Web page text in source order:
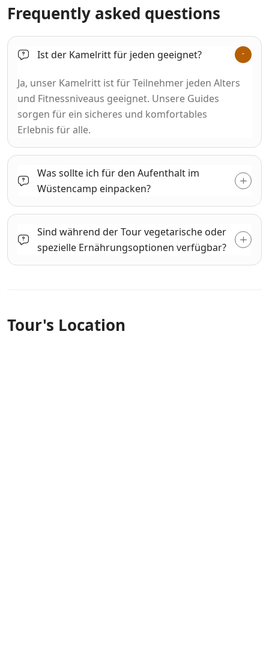
Frequently asked questions
Ist der Kamelritt für jeden geeignet?
Ja, unser Kamelritt ist für Teilnehmer jeden Alters
und Fitnessniveaus geeignet. Unsere Guides
sorgen für ein sicheres und komfortables
Erlebnis für alle.
Was sollte ich für den Aufenthalt im
Wüstencamp einpacken?
Sind während der Tour vegetarische oder
spezielle Ernährungsoptionen verfügbar?
Tour's Location